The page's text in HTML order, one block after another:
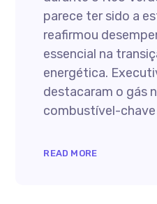
parece ter sido a
reafirmou
essencial na
energética.
destacaram o gás
combustível-chave
READ MORE